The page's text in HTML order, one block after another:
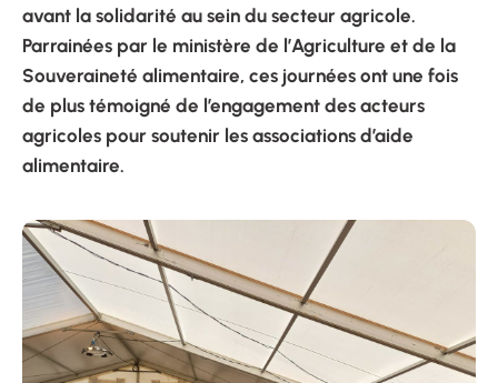
avant la solidarité au sein du secteur agricole.
Parrainées par le ministère de l’Agriculture et de la
Souveraineté alimentaire, ces journées ont une fois
de plus témoigné de l’engagement des acteurs
agricoles pour soutenir les associations d’aide
alimentaire.